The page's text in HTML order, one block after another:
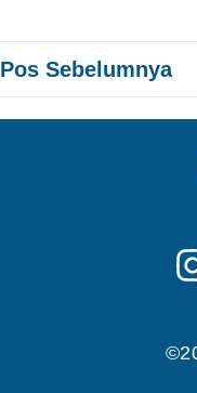
Pos Sebelumnya